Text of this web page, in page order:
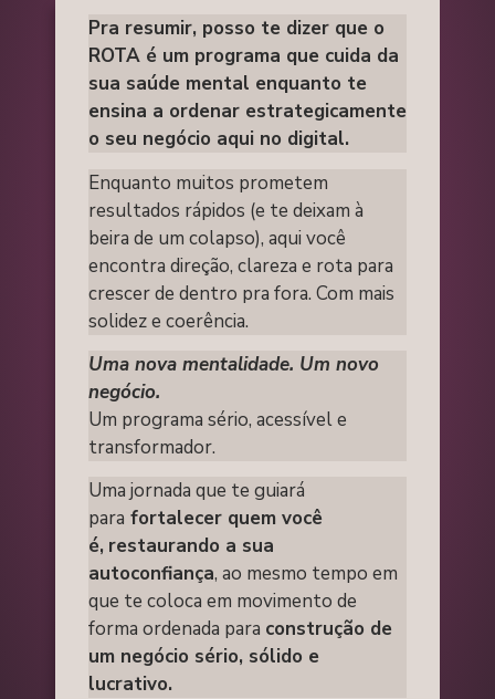
Pra resumir, posso te dizer que o
ROTA é um programa que cuida da
sua saúde mental enquanto te
ensina a ordenar estrategicamente
o seu negócio aqui no digital.
Enquanto muitos prometem
resultados rápidos (e te deixam à
beira de um colapso), aqui você
encontra direção, clareza e rota para
crescer de dentro pra fora. Com mais
solidez e coerência.
Uma nova mentalidade. Um novo
negócio.
Um programa sério, acessível e
transformador.
Uma jornada que te guiará
para fortalecer quem você
é, restaurando a sua
autoconfiança, ao mesmo tempo em
que te coloca em movimento de
forma ordenada para construção de
um negócio sério, sólido e
lucrativo.